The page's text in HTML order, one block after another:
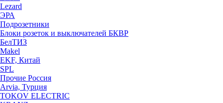
Lezard
ЭРА
Подрозетники
Блоки розеток и выключателей БКВР
БелТИЗ
Makel
EKF, Китай
SPL
Прочие Россия
Arvia, Турция
TOKOV ELECTRIC